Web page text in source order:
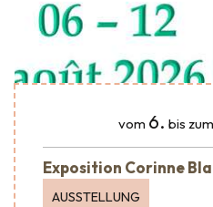
vom 6. bis zum
Exposition Corinne
AUSSTELLUNG